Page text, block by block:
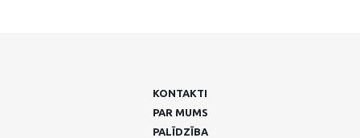
KONTAKTI
PAR MUMS
PALĪDZĪBA